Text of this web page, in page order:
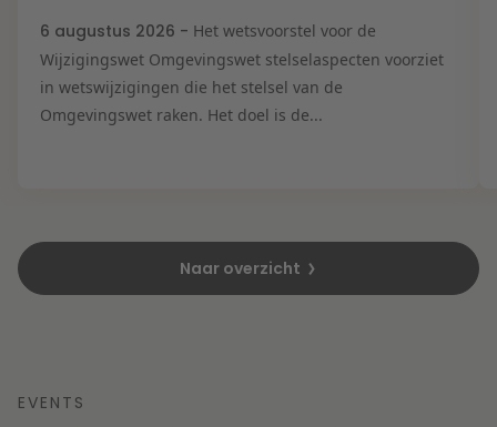
6 augustus 2026 - Het wetsvoorstel voor de
Wijzigingswet Omgevingswet stelselaspecten voorziet
in wetswijzigingen die het stelsel van de
Omgevingswet raken. Het doel is de...
Naar overzicht
EVENTS